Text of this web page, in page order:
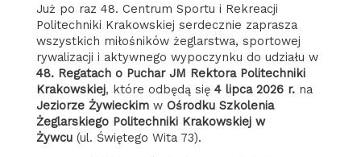
Już po raz 48. Centrum Sportu i Rekreacji
Politechniki Krakowskiej serdecznie zaprasza
wszystkich miłośników żeglarstwa, sportowej
rywalizacji i aktywnego wypoczynku do udziału w
48. Regatach o Puchar JM Rektora Politechniki
Krakowskiej, które odbędą się 4 lipca 2026 r.na
Jeziorze Żywieckimw Ośrodku Szkolenia
Żeglarskiego Politechniki Krakowskiej w
Żywcu (ul. Świętego Wita 73).